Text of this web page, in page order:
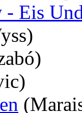
- Eis